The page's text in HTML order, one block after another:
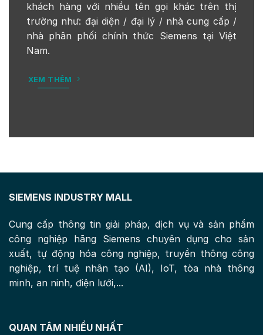
khách hàng với nhiều tên gọi khác trên thị
trường như: đại diện / đại lý / nhà cung cấp /
nhà phân phối chính thức Siemens tại Việt
Nam.
XEM THÊM
SIEMENS INDUSTRY MALL
Cung cấp thông tin giải pháp, dịch vụ và sản phẩm
công nghiệp hãng Siemens chuyên dụng cho sản
xuất, tự động hóa công nghiệp, truyền thông công
nghiệp, trí tuệ nhân tạo (AI), IoT, tòa nhà thông
minh, an ninh, điện lưới,...
QUAN TÂM NHIỀU NHẤT